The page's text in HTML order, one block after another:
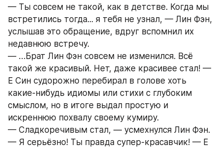
— Ты совсем не такой, как в детстве. Когда мы
встретились тогда... я тебя не узнал, — Лин Фэн,
услышав это обращение, вдруг вспомнил их
недавнюю встречу.
— …Брат Лин Фэн совсем не изменился. Всё
такой же красивый. Нет, даже красивее стал! —
Е Син судорожно перебирал в голове хоть
какие-нибудь идиомы или стихи с глубоким
смыслом, но в итоге выдал простую и
искреннюю похвалу своему кумиру.
— Сладкоречивым стал, — усмехнулся Лин Фэн.
— Я серьёзно! Ты правда супер-красавчик! — Е